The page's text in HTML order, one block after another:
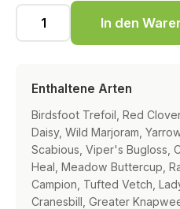
In den
Enthaltene Arten
Birdsfoot Trefoil, Red
Daisy, Wild Marjoram,
Scabious, Viper's Bugloss,
Heal, Meadow Buttercup,
Campion, Tufted Vetch,
Cranesbill, Greater